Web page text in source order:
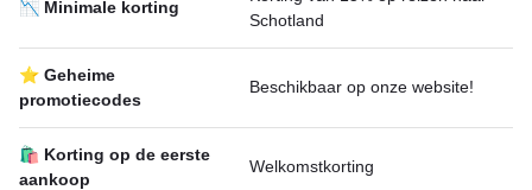
📉 Minimale korting
Schotland
⭐ Geheime
promotiecodes
Beschikbaar op onze website!
🛍 Korting op de eerste
aankoop
Welkomstkorting